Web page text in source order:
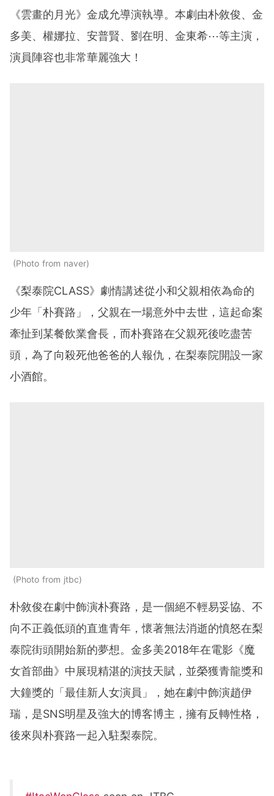
《雲畫的月光》金成允導演執導。本劇由朴敘俊、金
多美、權娜拉、安普賢、劉在明、金東希⋯等主演，
演員陣容也非常華麗強大！
Photo from naver
《梨泰院CLASS》劇情講述從小和父親相依為命的
少年「朴賽路」，父親在一場意外中去世，這起命案
牽扯到某餐飲業會長，而朴賽路在父親死後吃盡苦
頭，為了向殺死他爸爸的人報仇，在梨泰院開設一家
小酒館。
Photo from jtbc
朴敘俊在劇中飾演朴賽路，是一個絕不輕易妥協、不
向不正義低頭的直進青年，懷著無法消逝的憤怒在梨
泰院街頭開始新的夢想。金多美2018年在電影《魔
女首部曲》中展現精湛的演技天賦，並榮獲青龍獎和
大鐘獎的「最佳新人女演員」，她在劇中飾演趙伊
瑞，是SNS明星及強大的博客博主，擁有反轉性格，
後來與朴賽路一起入駐梨泰院。